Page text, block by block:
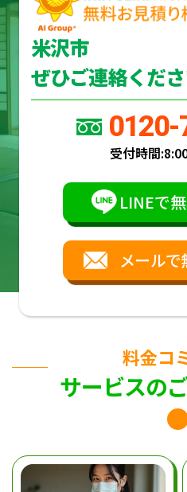
米沢市
ぜひご連絡くだ
受付時間:
LINEで
メールで
料金コ
サービスの